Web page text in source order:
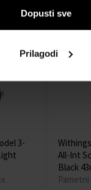
Dopusti sve
Prilagodi
3-
Besplatna
All-Int
Black